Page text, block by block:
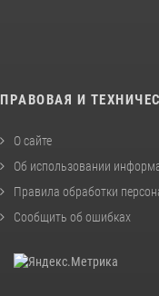
ПРАВОВАЯ И
О сайте
Об использовании
Правила обработки
Сообщить об ошибках